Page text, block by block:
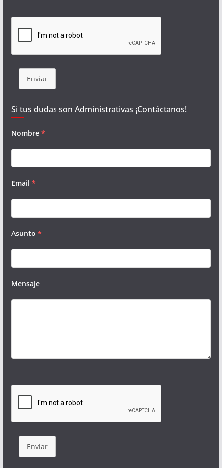
Enviar
Si tus dudas son Administrativas ¡Contáctanos!
Nombre *
Email *
Asunto *
Mensaje
Enviar